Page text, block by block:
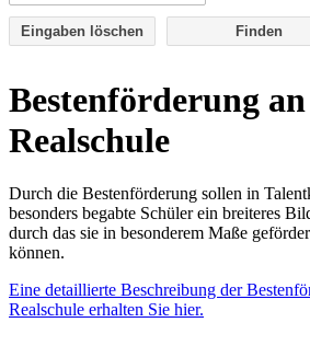
Eingaben löschen
Bestenförderung
Realschule
Durch die Bestenförderung sollen in
besonders begabte Schüler ein breiteres
durch das sie in besonderem Maße
können.
Eine detaillierte Beschreibung der
Realschule erhalten Sie hier.